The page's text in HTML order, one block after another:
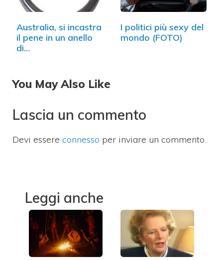
Australia, si incastra
il pene in un anello
di…
I politici più sexy del
mondo (FOTO)
You May Also Like
Lascia un commento
Devi essere connesso per inviare un commento.
Leggi anche